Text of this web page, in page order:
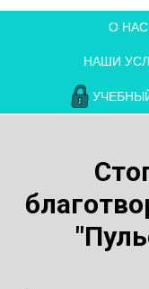
О НАС
НАШИ